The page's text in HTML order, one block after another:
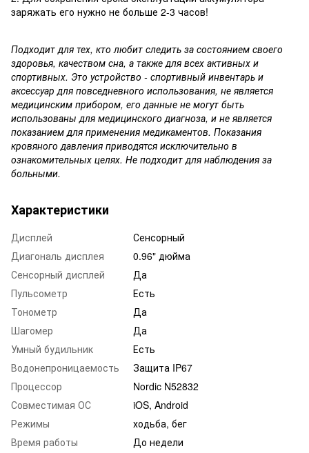
заряжать его нужно не больше 2-3 часов!
Подходит для тех, кто любит следить за состоянием своего
здоровья, качеством сна, а также для всех активных и
спортивных. Это устройство - спортивный инвентарь и
аксессуар для повседневного использования, не является
медицинским прибором, его данные не могут быть
использованы для медицинского диагноза, и не является
показанием для применения медикаментов. Показания
кровяного давления приводятся исключительно в
ознакомительных целях. Не подходит для наблюдения за
больными.
Характеристики
Дисплей
Сенсорный
Диагональ дисплея
0.96" дюйма
Сенсорный дисплей
Да
Пульсометр
Есть
Тонометр
Да
Шагомер
Да
Умный будильник
Есть
Водонепроницаемость
Защита IP67
Процессор
Nordic N52832
Совместимая ОС
iOS, Android
Режимы
ходьба, бег
Время работы
До недели